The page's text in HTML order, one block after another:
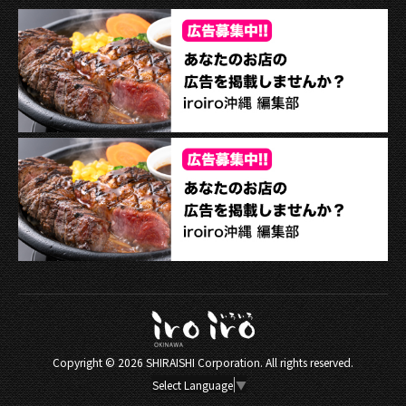
Copyright ©2026 SHIRAISHI Corporation. All rights reserved.
Select Language ▼